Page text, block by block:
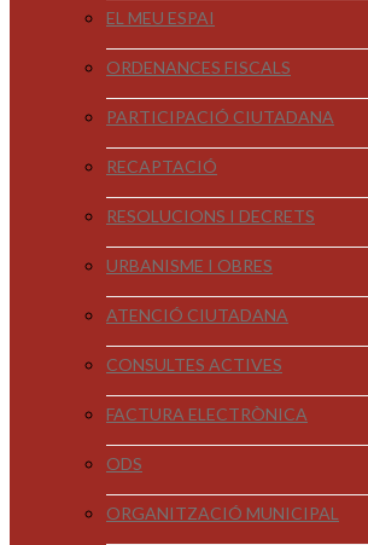
EL MEU ESPAI
ORDENANCES FISCALS
PARTICIPACIÓ CIUTADANA
RECAPTACIÓ
RESOLUCIONS I DECRETS
URBANISME I OBRES
ATENCIÓ CIUTADANA
CONSULTES ACTIVES
FACTURA ELECTRÒNICA
ODS
ORGANITZACIÓ MUNICIPAL